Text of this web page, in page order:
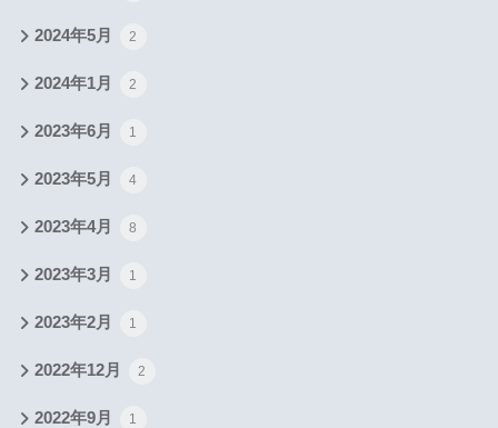
2024年5月 2
2024年1月 2
2023年6月 1
2023年5月 4
2023年4月 8
2023年3月 1
2023年2月 1
2022年12月 2
2022年9月 1